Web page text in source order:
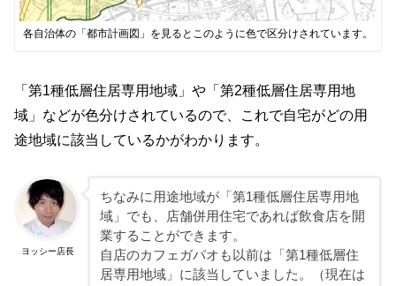
各自治体の「都市計画図」を見るとこのように色で区分けされています。
「第1種低層住居専用地域」や「第2種低層住居専用地
域」などが色分けされているので、これで自宅がどの用
途地域に該当しているかがわかります。
ヨッシー店長
ちなみに用途地域が「第1種低層住居専用地
域」でも、店舗併用住宅であれば飲食店を開
業することができます。
自店のカフェガパオも以前は「第1種低層住
居専用地域」に該当していました。（現在は